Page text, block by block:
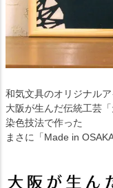
和気文具のオリジナル
大阪が生んだ伝統工芸
染色技法で作った
まさに「Made in